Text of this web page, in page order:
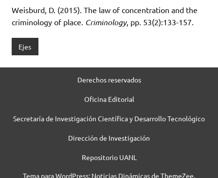
Weisburd, D. (2015). The law of concentration and the
criminology of place. Criminology, pp. 53(2):133-157.
Ejes
Derechos reservados
Oficina Editorial
Secretaría de Investigación Científica y Desarrollo Tecnológico
Dirección de Investigación
Repositorio UANL
Tema para WordPress: Noticias Dinámicas de ThemeZee.